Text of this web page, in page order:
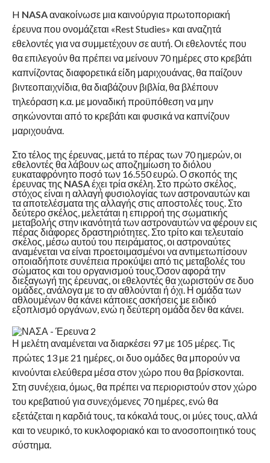
H NASAανακοίνωσε μια καινούργια πρωτοποριακή
έρευνα που ονομάζεται «Rest Studies» και αναζητά
εθελοντές για να συμμετέχουν σε αυτή. Οι εθελοντές που
θα επιλεγούν θα πρέπει να μείνουν 70 ημέρες στο κρεβάτι
καπνίζοντας διαφορετικά είδη μαριχουάνας, θα παίζουν
βιντεοπαιχνίδια, θα διαβάζουν βιβλία, θα βλέπουν
τηλεόραση κ.α. με μοναδική προϋπόθεση να μην
σηκώνονται από το κρεβάτι και φυσικά να καπνίζουν
μαριχουάνα.
Στο τέλος της έρευνας, μετά το πέρας των 70 ημερών, οι
εθελοντές θα λάβουν ως αποζημίωση το διόλου
ευκαταφρόνητο ποσό των 16.550 ευρώ. Ο σκοπός της
έρευνας της NASAέχει τρία σκέλη. Στο πρώτο σκέλος,
στόχος είναι η αλλαγή φυσιολογίας των αστροναυτών και
τα αποτελέσματα της αλλαγής στις αποστολές τους. Στο
δεύτερο σκέλος, μελετάται η επιρροή της σωματικής
μεταβολής στην ικανότητά των αστροναυτών να φέρουν εις
πέρας διάφορες δραστηριότητες. Στο τρίτο και τελευταίο
σκέλος, μέσω αυτού του πειράματος, οι αστροναύτες
αναμένεται να είναι προετοιμασμένοι να αντιμετωπίσουν
οποιαδήποτε συνέπεια προκύψει από τις μεταβολές του
σώματος και του οργανισμού τους.Όσον αφορά την
διεξαγωγή της έρευνας, οι εθελοντές θα χωριστούν σε δυο
ομάδες, ανάλογα με το αν αθλούνται ή όχι. Η ομάδα των
αθλουμένων θα κάνει κάποιες ασκήσεις με ειδικό
εξοπλισμό οργάνων, ενώ η δεύτερη ομάδα δεν θα κάνει.
Η μελέτη αναμένεται να διαρκέσει 97 με 105 μέρες. Τις
πρώτες 13 με 21 ημέρες, οι δυο ομάδες θα μπορούν να
κινούνται ελεύθερα μέσα στον χώρο που θα βρίσκονται.
Στη συνέχεια, όμως, θα πρέπει να περιοριστούν στον χώρο
του κρεβατιού για συνεχόμενες 70 ημέρες, ενώ θα
εξετάζεται η καρδιά τους, τα κόκαλά τους, οι μύες τους, αλλά
και το νευρικό, το κυκλοφοριακό και το ανοσοποιητικό τους
σύστημα.